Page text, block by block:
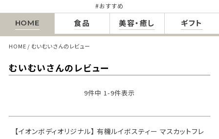
おすすめ
HOME 食品 美容・癒し ギフト
HOME むいむいさんのレビュー
むいむいさんのレビュー
9件中 1 -9件表示
【イオンボディオリジナル】 有機ルイボスティー マスカットフレ